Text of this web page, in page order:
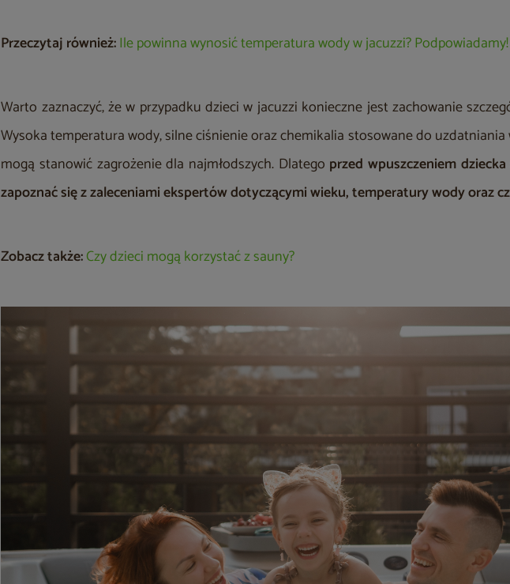
Przeczytaj również:Ile powinna wynosić temperatura wody w jacuzzi? Podpowiadamy!
Warto zaznaczyć, że w przypadku dzieci w jacuzzi konieczne jest zachowanie
Wysoka temperatura wody, silne ciśnienie oraz chemikalia stosowane do
mogą stanowić zagrożenie dla najmłodszych. Dlatego przed wpuszczeniem
zapoznać się z zaleceniami ekspertów dotyczącymi wieku, temperatury wody oraz
Zobacz także:Czy dzieci mogą korzystać z sauny?